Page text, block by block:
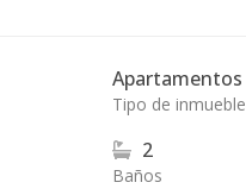
Apartamentos
Tipo de inmueble
2
Baños